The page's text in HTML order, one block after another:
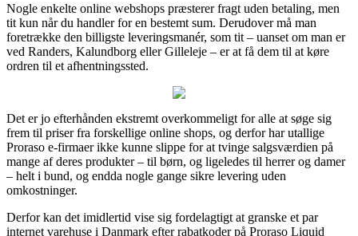
Nogle enkelte online webshops præsterer fragt uden betaling, men
tit kun når du handler for en bestemt sum. Derudover må man
foretrække den billigste leveringsmanér, som tit – uanset om man er
ved Randers, Kalundborg eller Gilleleje – er at få dem til at køre
ordren til et afhentningssted.
Det er jo efterhånden ekstremt overkommeligt for alle at søge sig
frem til priser fra forskellige online shops, og derfor har utallige
Proraso e-firmaer ikke kunne slippe for at tvinge salgsværdien på
mange af deres produkter – til børn, og ligeledes til herrer og damer
– helt i bund, og endda nogle gange sikre levering uden
omkostninger.
Derfor kan det imidlertid vise sig fordelagtigt at granske et par
internet varehuse i Danmark efter rabatkoder på Proraso Liquid